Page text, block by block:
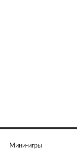
Мини-игры